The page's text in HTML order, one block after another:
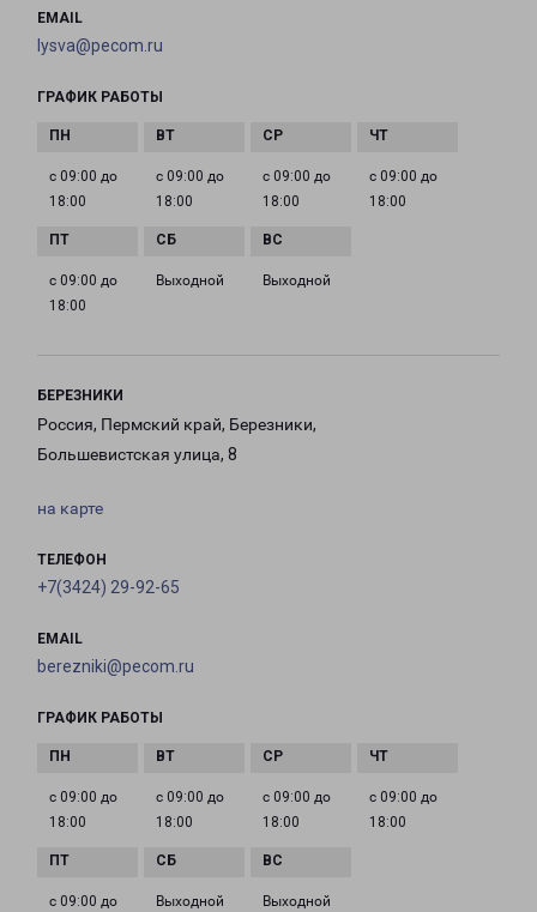
EMAIL
lysva@pecom.ru
ГРАФИК РАБОТЫ
с 09:00 до
18:00
с 09:00 до
18:00
с 09:00 до
18:00
с 09:00 до
18:00
с 09:00 до
18:00
Выходной Выходной
БЕРЕЗНИКИ
Россия, Пермский край, Березники,
Большевистская улица, 8
на карте
ТЕЛЕФОН
+7(3424) 29-92-65
EMAIL
berezniki@pecom.ru
ГРАФИК РАБОТЫ
с 09:00 до
18:00
с 09:00 до
18:00
с 09:00 до
18:00
с 09:00 до
18:00
с 09:00 до
Выходной Выходной